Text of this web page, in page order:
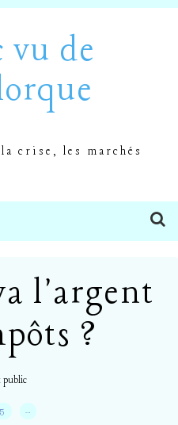
vu de
crise, les marchés
l'argent
?
public
…